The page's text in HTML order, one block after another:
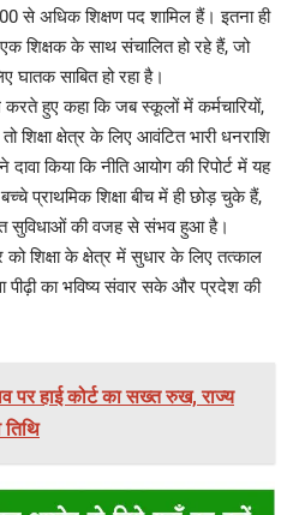
से अधिक शिक्षण पद शामिल हैं। इतना ही
शिक्षक के साथ संचालित हो रहे हैं, जो
घातक साबित हो रहा है।
हुए कहा कि जब स्कूलों में कर्मचारियों,
शिक्षा क्षेत्र के लिए आवंटित भारी धनराशि
किया कि नीति आयोग की रिपोर्ट में यह
प्राथमिक शिक्षा बीच में ही छोड़ चुके हैं,
सुविधाओं की वजह से संभव हुआ है।
शिक्षा के क्षेत्र में सुधार के लिए तत्काल
पीढ़ी का भविष्य संवार सके और प्रदेश की
पर हाई कोर्ट का सख्त रुख, राज्य
तिथि